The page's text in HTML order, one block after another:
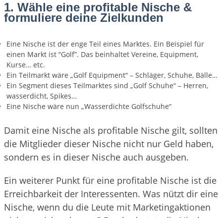
1. Wähle eine profitable Nische &
formuliere deine Zielkunden
Eine Nische ist der enge Teil eines Marktes. Ein Beispiel für
einen Markt ist “Golf”. Das beinhaltet Vereine, Equipment,
Kurse… etc.
Ein Teilmarkt wäre „Golf Equipment“ – Schläger, Schuhe, Bälle…
Ein Segment dieses Teilmarktes sind „Golf Schuhe“ – Herren,
wasserdicht, Spikes…
Eine Nische wäre nun „Wasserdichte Golfschuhe“
Damit eine Nische als profitable Nische gilt, sollten
die Mitglieder dieser Nische nicht nur Geld haben,
sondern es in dieser Nische auch ausgeben.
Ein weiterer Punkt für eine profitable Nische ist die
Erreichbarkeit der Interessenten. Was nützt dir eine
Nische, wenn du die Leute mit Marketingaktionen